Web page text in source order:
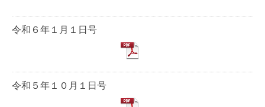
令和６年１月１日号
令和５年１０月１日号